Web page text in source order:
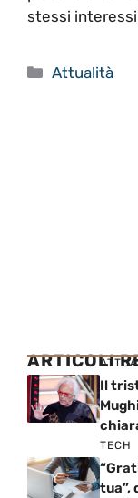
stessi
Categorie
Attualità
ARTICOLI
Il
TECH
tua”,